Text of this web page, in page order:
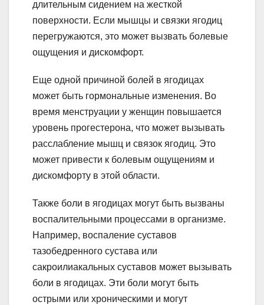
длительным сидением на жесткой
поверхности. Если мышцы и связки ягодиц
перегружаются, это может вызвать болевые
ощущения и дискомфорт.
Еще одной причиной болей в ягодицах
может быть гормональные изменения. Во
время менструации у женщин повышается
уровень прогестерона, что может вызывать
расслабление мышц и связок ягодиц. Это
может привести к болевым ощущениям и
дискомфорту в этой области.
Также боли в ягодицах могут быть вызваны
воспалительными процессами в организме.
Например, воспаление суставов
тазобедренного сустава или
сакроилиакальных суставов может вызывать
боли в ягодицах. Эти боли могут быть
острыми или хроническими и могут